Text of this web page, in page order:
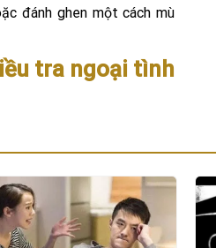
đánh ghen một cách mù
tra ngoại tình